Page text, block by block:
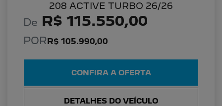
208 ACTIVE TURBO 26/26
De R$ 115.550,00
POR R$ 105.990,00
CONFIRA A OFERTA
DETALHES DO VEÍCULO